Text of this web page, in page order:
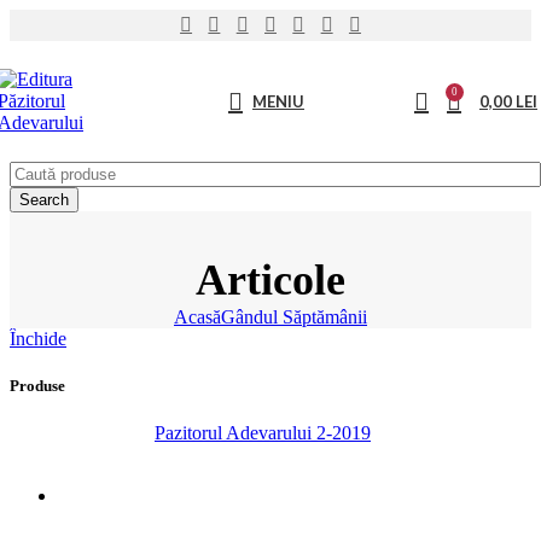
MENIU 0 0,00 LEI
Search
Articole
AcasăGândul Săptămânii
Închide
Produse
Pazitorul Adevarului 2-2019